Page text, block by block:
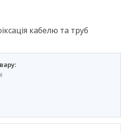
кабелю та труб